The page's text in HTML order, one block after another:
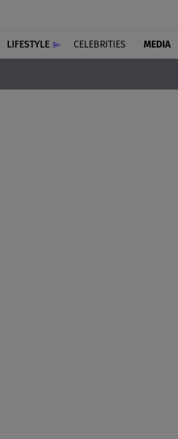
LIFESTYLE CELEBRITIES MEDIA